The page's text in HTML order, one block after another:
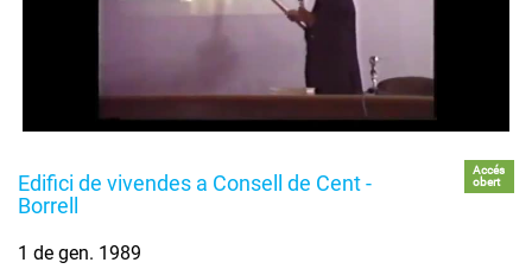
Edifici de vivendes a Consell de Cent -
Borrell
Accés
obert
1 de gen. 1989